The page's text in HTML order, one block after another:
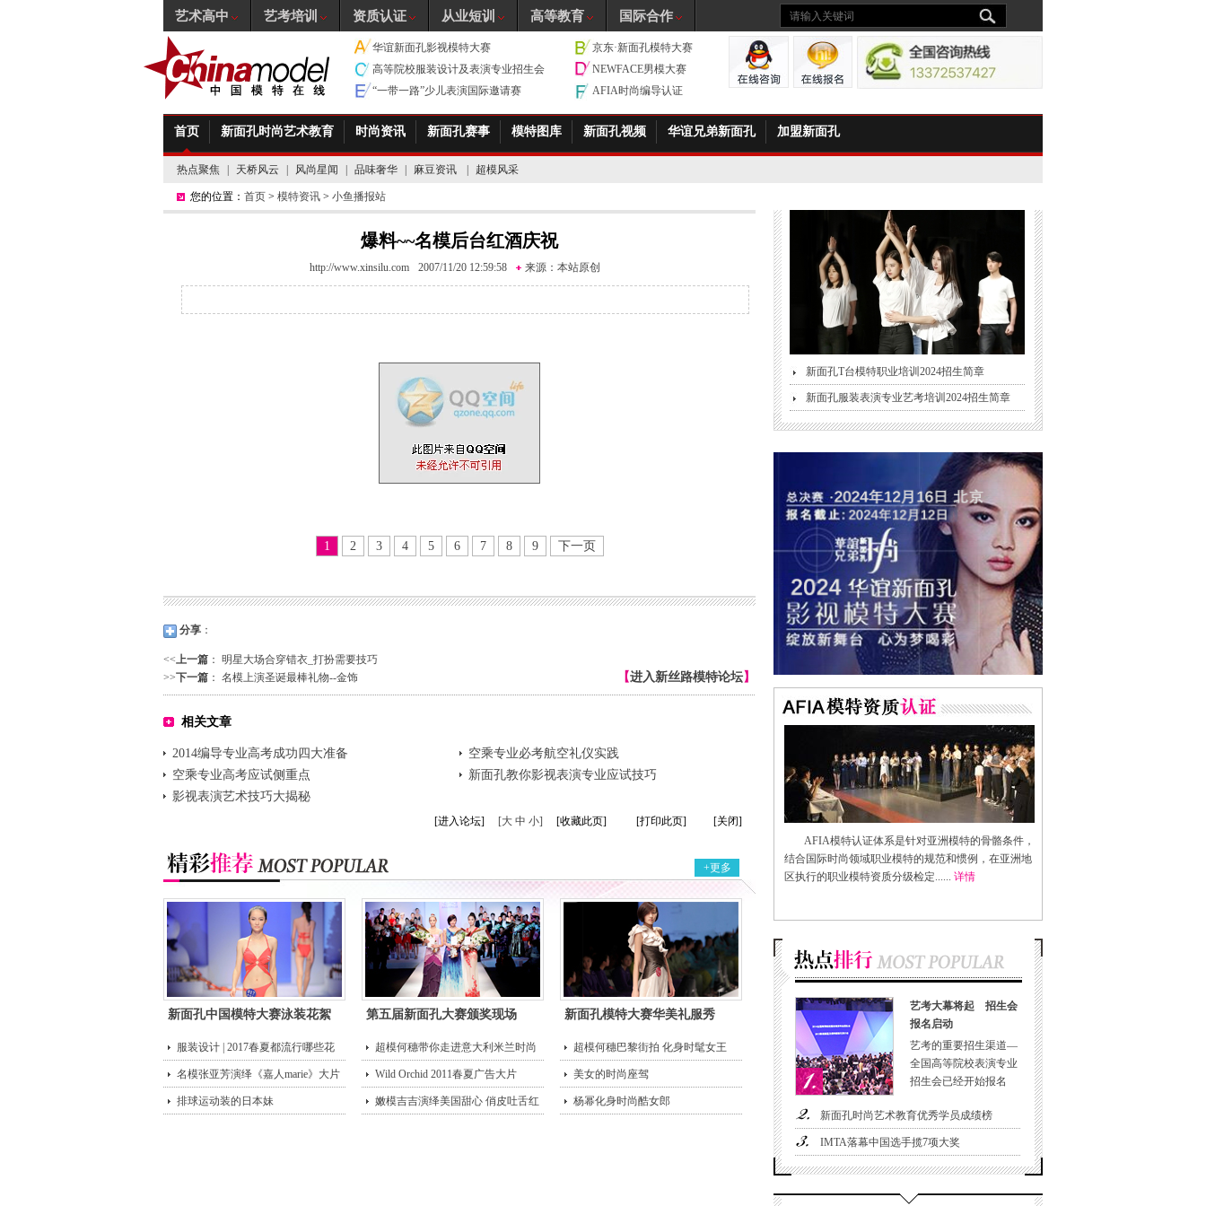
华谊新面孔影视模特大赛
京东·新面孔模特大赛
高等院校服装设计及表演专业招生会
NEWFACE男模大赛
“一带一路”少儿表演国际邀请赛
AFIA时尚编导认证
首页 新面孔时尚艺术教育 时尚资讯 新面孔赛事 模特图库 新面孔视频 华谊兄弟新面孔 加盟新面孔
热点聚焦 天桥风云 风尚星闻 品味奢华 麻豆资讯 超模风采
您的位置： 首页 > 模特资讯 > 小鱼播报站
爆料~~名模后台红酒庆祝
http://www.xinsilu.com 2007/11/20 12:59:58 来源： 本站原创
1 2 3 4 5 6 7 8 9 下一页
分享 ：
<<上一篇 ： 明星大场合穿错衣_打扮需要技巧
【进入新丝路模特论坛】
>>下一篇 ： 名模上演圣诞最棒礼物--金饰
相关文章
2014编导专业高考成功四大准备
空乘专业必考航空礼仪实践
空乘专业高考应试侧重点
新面孔教你影视表演专业应试技巧
影视表演艺术技巧大揭秘
[进入论坛] [大 中 小] [收藏此页] [打印此页] [关闭]
+更多
新面孔中国模特大赛泳装花絮 第五届新面孔大赛颁奖现场 新面孔模特大赛华美礼服秀
服装设计 | 2017春夏都流行哪些花
型？
超模何穗带你走进意大利米兰时尚
街头
超模何穗巴黎街拍 化身时髦女王
名模张亚芳演绎《嘉人marie》大片 Wild Orchid 2011春夏广告大片 美女的时尚座驾
排球运动装的日本妹 嫩模吉吉演绎美国甜心 俏皮吐舌红 杨幂化身时尚酷女郎
新面孔T台模特职业培训2024招生简章
新面孔服装表演专业艺考培训2024招生简章
AFIA模特认证体系是针对亚洲模特的骨骼条件，
结合国际时尚领域职业模特的规范和惯例，在亚洲地
区执行的职业模特资质分级检定...... 详情
艺考大幕将起 招生会
报名启动
艺考的重要招生渠道—
全国高等院校表演专业
招生会已经开始报名
新面孔时尚艺术教育优秀学员成绩榜
IMTA落幕中国选手揽7项大奖
艺术高中 艺考培训 资质认证 从业短训 高等教育 国际合作